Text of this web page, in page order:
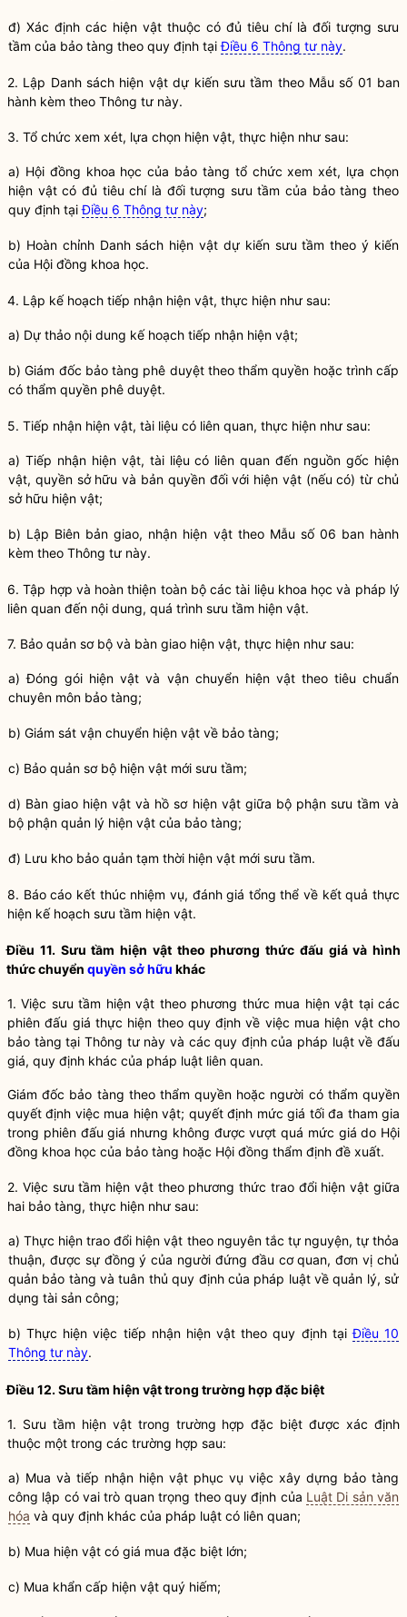
đ) Xác định các hiện vật thuộc có đủ tiêu chí là đối tượng sưu
tầm của bảo tàng theo quy định tạiĐiều 6 Thông tư này.
2. Lập Danh sách hiện vật dự kiến sưu tầm theo Mẫu số 01 ban
hành kèm theo Thông tư này.
3. Tổ chức xem xét, lựa chọn hiện vật, thực hiện như sau:
a) Hội đồng khoa học của bảo tàng tổ chức xem xét, lựa chọn
hiện vật có đủ tiêu chí là đối tượng sưu tầm của bảo tàng theo
quy định tạiĐiều 6 Thông tư này;
b) Hoàn chỉnh Danh sách hiện vật dự kiến sưu tầm theo ý kiến
của Hội đồng khoa học.
4. Lập kế hoạch tiếp nhận hiện vật, thực hiện như sau:
a) Dự thảo nội dung kế hoạch tiếp nhận hiện vật;
b) Giám đốc bảo tàng phê duyệt theo thẩmquyền hoặc trình cấp
có thẩm quyền phê duyệt.
5. Tiếp nhận hiện vật, tài liệu có liên quan, thực hiện như sau:
a) Tiếp nhận hiện vật, tài liệu có liên quan đến nguồn gốc hiện
vật, quyềnsở hữu và bản quyềnđối với hiện vật(nếu có) từ chủ
sở hữu hiện vật;
b) Lập Biên bản giao, nhận hiện vật theo Mẫu số 06 ban hành
kèm theo Thông tư này.
6. Tập hợp và hoàn thiện toàn bộ các tài liệu khoa học và pháp lý
liên quan đến nội dung, quá trình sưu tầm hiện vật.
7. Bảo quản sơ bộ và bàn giao hiện vật, thực hiện như sau:
a) Đóng gói hiện vật và vận chuyển hiện vật theo tiêu chuẩn
chuyên môn bảo tàng;
b) Giám sát vận chuyển hiện vật về bảo tàng;
c) Bảo quản sơ bộ hiện vật mới sưu tầm;
d) Bàn giao hiện vật và hồ sơ hiện vật giữa bộ phận sưu tầm và
bộ phận quản lý hiện vật của bảo tàng;
đ) Lưu kho bảo quản tạm thời hiện vật mới sưu tầm.
8. Báo cáo kết thúc nhiệm vụ, đánh giá tổng thể về kết quả thực
hiện kế hoạch sưu tầm hiện vật.
Điều 11. Sưu tầm hiện vật theo phương thức đấu giá và hình
thức chuyển quyền sở hữu khác
1. Việc sưu tầm hiện vật theo phương thức mua hiện vật tại các
phiên đấu giá thực hiện theo quy định về việc mua hiện vật cho
bảo tàng tại Thông tư này và các quy định của pháp luậtvề đấu
giá, quy định khác của pháp luật liên quan.
Giám đốc bảo tàng theo thẩmquyền hoặc người có thẩmquyền
quyết định việc mua hiện vật; quyết định mức giá tối đa tham gia
trong phiên đấu giá nhưng không được vượt quá mức giá do Hội
đồng khoa học của bảo tàng hoặc Hội đồng thẩm định đề xuất.
2. Việc sưu tầm hiện vật theo phương thức trao đổi hiện vật giữa
hai bảo tàng, thực hiện như sau:
a) Thực hiện trao đổi hiện vật theo nguyên tắc tự nguyện, tự thỏa
thuận, được sự đồng ý của người đứng đầu cơ quan, đơn vị chủ
quản bảo tàng và tuân thủ quy định của pháp luậtvề quản lý, sử
dụng tài sản công;
b) Thực hiện việc tiếp nhận hiện vật theo quy định tạiĐiều 10
Thông tư này.
Điều 12. Sưu tầm hiện vật trong trường hợp đặc biệt
1. Sưu tầm hiện vật trong trường hợp đặc biệt được xác định
thuộc một trong các trường hợp sau:
a) Mua và tiếp nhận hiện vật phục vụ việc xây dựng bảo tàng
công lập có vai trò quan trọng theo quy định của Luật Di sản văn
hóa và quy định khác của pháp luật có liên quan;
b) Mua hiện vật có giá mua đặc biệt lớn;
c) Mua khẩn cấp hiện vật quý hiếm;